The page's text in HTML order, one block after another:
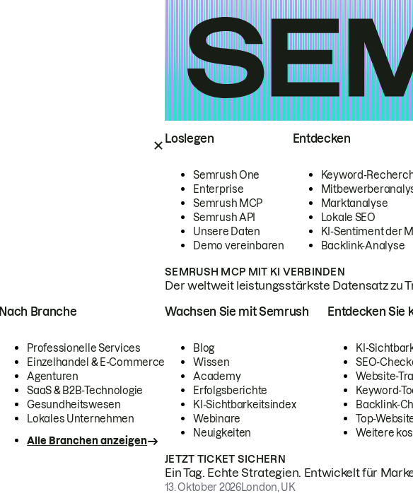
Loslegen
Semrush One
Enterprise
Semrush MCP
Semrush API
Unsere Daten
Demo vereinbaren
Entdecken
Keyword-
Marktanalyse
Lokale SEO
KI-Sentiment der
Backlink-Analyse
SEMRUSH MCP MIT KI VERBINDEN
Der weltweit leistungsstärkste Datensatz zu
Nach Branche
Professionelle Services
Einzelhandel & E-Commerce
Agenturen
SaaS & B2B-Technologie
Gesundheitswesen
Lokales Unternehmen
Alle Branchen anzeigen
Wachsen Sie mit Semrush
Blog
Wissen
Academy
Erfolgsberichte
KI-Sichtbarkeitsindex
Webinare
Neuigkeiten
Entdecken Sie
KI-
SEO-
Website-
Keyword-
Backlink-
Top-
Weitere
JETZT TICKET SICHERN
Ein Tag. Echte Strategien. Entwickelt für
13. Oktober 2026London, UK